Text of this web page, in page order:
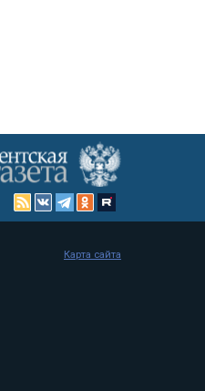
Карта сайта